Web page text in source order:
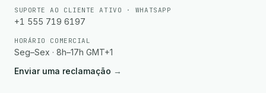
SUPORTE AO CLIENTE ATIVO · WHATSAPP
+1 555 719 6197
HORÁRIO COMERCIAL
Seg–Sex · 8h–17h GMT+1
Enviar uma reclamação →